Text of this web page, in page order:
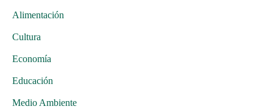
Alimentación
Cultura
Economía
Educación
Medio Ambiente